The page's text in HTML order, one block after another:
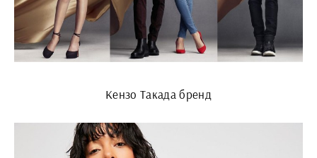
Кензо Такада бренд